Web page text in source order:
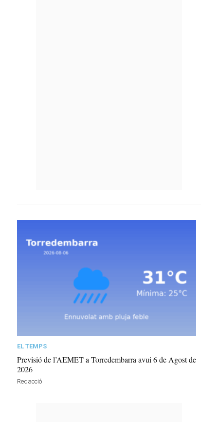
EL TEMPS
Previsió de l’AEMET a Torredembarra avui 6 de Agost de
2026
Redacció